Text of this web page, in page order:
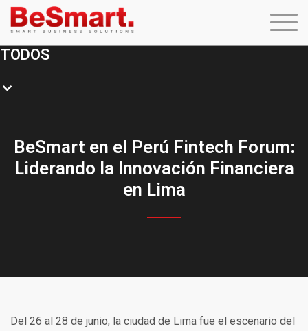
TODOS
BeSmart en el Perú Fintech Forum:
Liderando la Innovación Financiera
en Lima
Del 26 al 28 de junio, la ciudad de Lima fue el escenario del